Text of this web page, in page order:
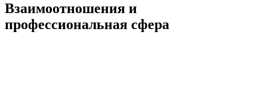
Взаимоотношения и
профессиональная сфера